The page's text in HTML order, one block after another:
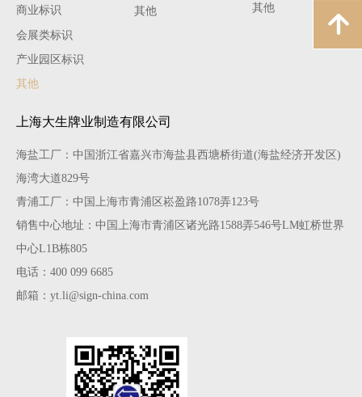
商业标识
会展类标识
产业园区标识
其他
其他
其他
上海大生牌业制造有限公司
海盐工厂：中国浙江省嘉兴市海盐县西塘桥街道(海盐经济开发区)
海湾大道829号
青浦工厂：中国上海市青浦区崧盈路1078弄123号
销售中心地址：中国上海市青浦区诸光路1588弄546号LM虹桥世界
中心L1B栋805
电话：400 099 6685
邮箱：yt.li@sign-china.com
녕